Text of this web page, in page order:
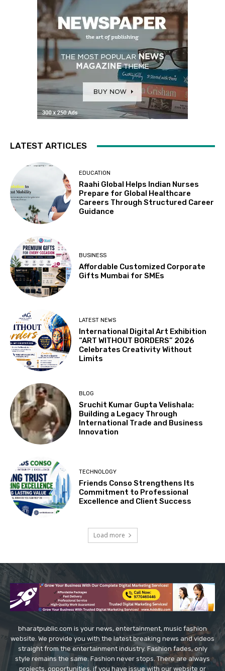
LATEST ARTICLES
EDUCATION
Raahi Global Helps Indian Nurses
Prepare for Global Healthcare
Careers Through Structured Career
Guidance
BUSINESS
Affordable Customized Corporate
Gifts Mumbai for SMEs
LATEST NEWS
International Digital Art Exhibition
“ART WITHOUT BORDERS” 2026
Celebrates Creativity Without
Limits
BLOG
Sruchit Kumar Gupta Velishala:
Building a Legacy Through
International Trade and Business
Innovation
TECHNOLOGY
Friends Conso Strengthens Its
Commitment to Professional
Excellence and Client Success
Load more
bharatpublic.com is your news, entertainment, music fashion
website. We provide you with the latest breaking news and videos
straight from the entertainment industry. Fashion fades, only
style remains the same. Fashion never stops. There are always
projects, opportunities. if you have issue with our website or